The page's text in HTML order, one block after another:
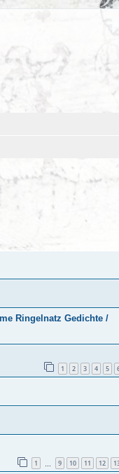
Ringelnatz Gedichte /
1 2 3 4 5
1 9 10 11 12